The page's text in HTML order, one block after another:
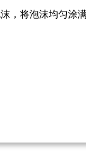
，将泡沫均匀涂